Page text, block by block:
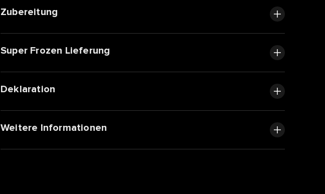
Zubereitung
Super Frozen Lieferung
Deklaration
Weitere Informationen